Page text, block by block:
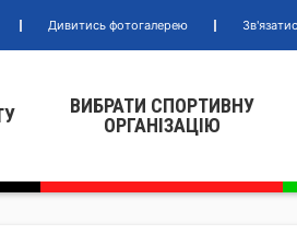
Дивитись фотогалерею
ВИБРАТИ СПОРТИВНУ
ОРГАНIЗАЦIЮ